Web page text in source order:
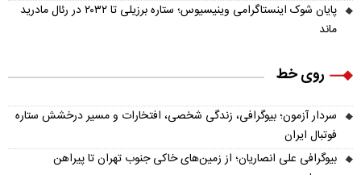
پایان شوک اینستاگرامی وینیسیوس؛ ستاره برزیلی تا ۲۰۳۲ در رئال مادرید
ماند
روی خط
سردار آزمون؛ بیوگرافی، زندگی شخصی، افتخارات و مسیر درخشش ستاره
فوتبال ایران
بیوگرافی علی انصاریان؛ از زمین‌های خاکی جنوب تهران تا پیراهن